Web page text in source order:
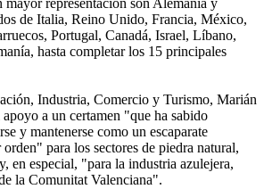
mayor representación son Alemania y
de Italia, Reino Unido, Francia, México,
Portugal, Canadá, Israel, Líbano,
hasta completar los 15 principales
Industria, Comercio y Turismo, Marián
a un certamen "que ha sabido
y mantenerse como un escaparate
para los sectores de piedra natural,
en especial, "para la industria azulejera,
la Comunitat Valenciana".